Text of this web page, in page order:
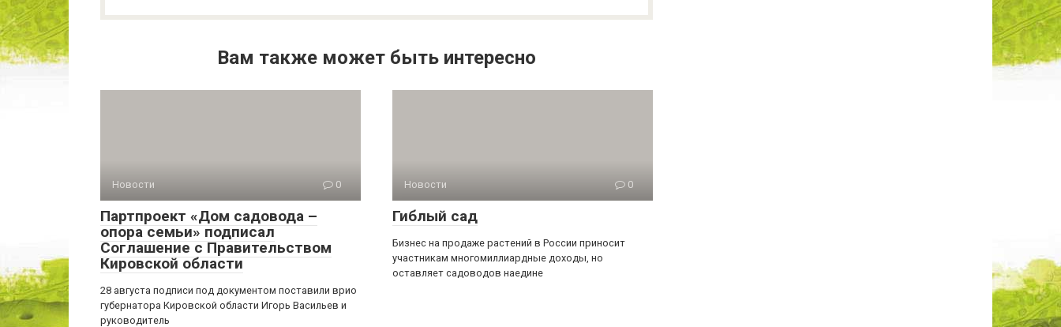
Вам также может быть интересно
Новости 0
Партпроект «Дом садовода –
опора семьи» подписал
Соглашение с Правительством
Кировской области
28 августа подписи под документом поставили врио
губернатора Кировской области Игорь Васильев и
руководитель
Новости 0
Гиблый сад
Бизнес на продаже растений в России приносит
участникам многомиллиардные доходы, но
оставляет садоводов наедине